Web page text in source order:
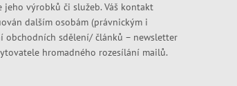
jeho výrobků či služeb. Váš kontakt
dalším osobám (právnickým i
obchodních sdělení/ článků – newsletter
hromadného rozesílání mailů.